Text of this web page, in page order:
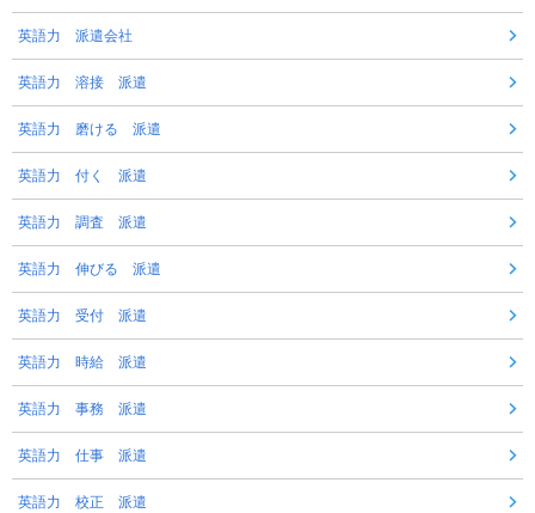
英語力 派遣会社
英語力 溶接 派遣
英語力 磨ける 派遣
英語力 付く 派遣
英語力 調査 派遣
英語力 伸びる 派遣
英語力 受付 派遣
英語力 時給 派遣
英語力 事務 派遣
英語力 仕事 派遣
英語力 校正 派遣